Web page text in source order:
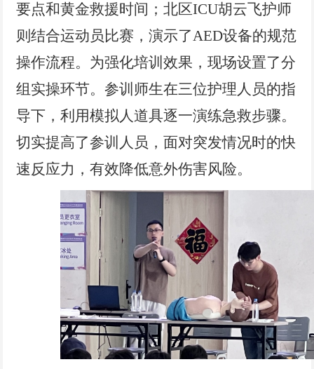
要点和黄金救援时间；北区ICU胡云飞护师
则结合运动员比赛，演示了AED设备的规范
操作流程。为强化培训效果，现场设置了分
组实操环节。参训师生在三位护理人员的指
导下，利用模拟人道具逐一演练急救步骤。
切实提高了参训人员，面对突发情况时的快
速反应力，有效降低意外伤害风险。